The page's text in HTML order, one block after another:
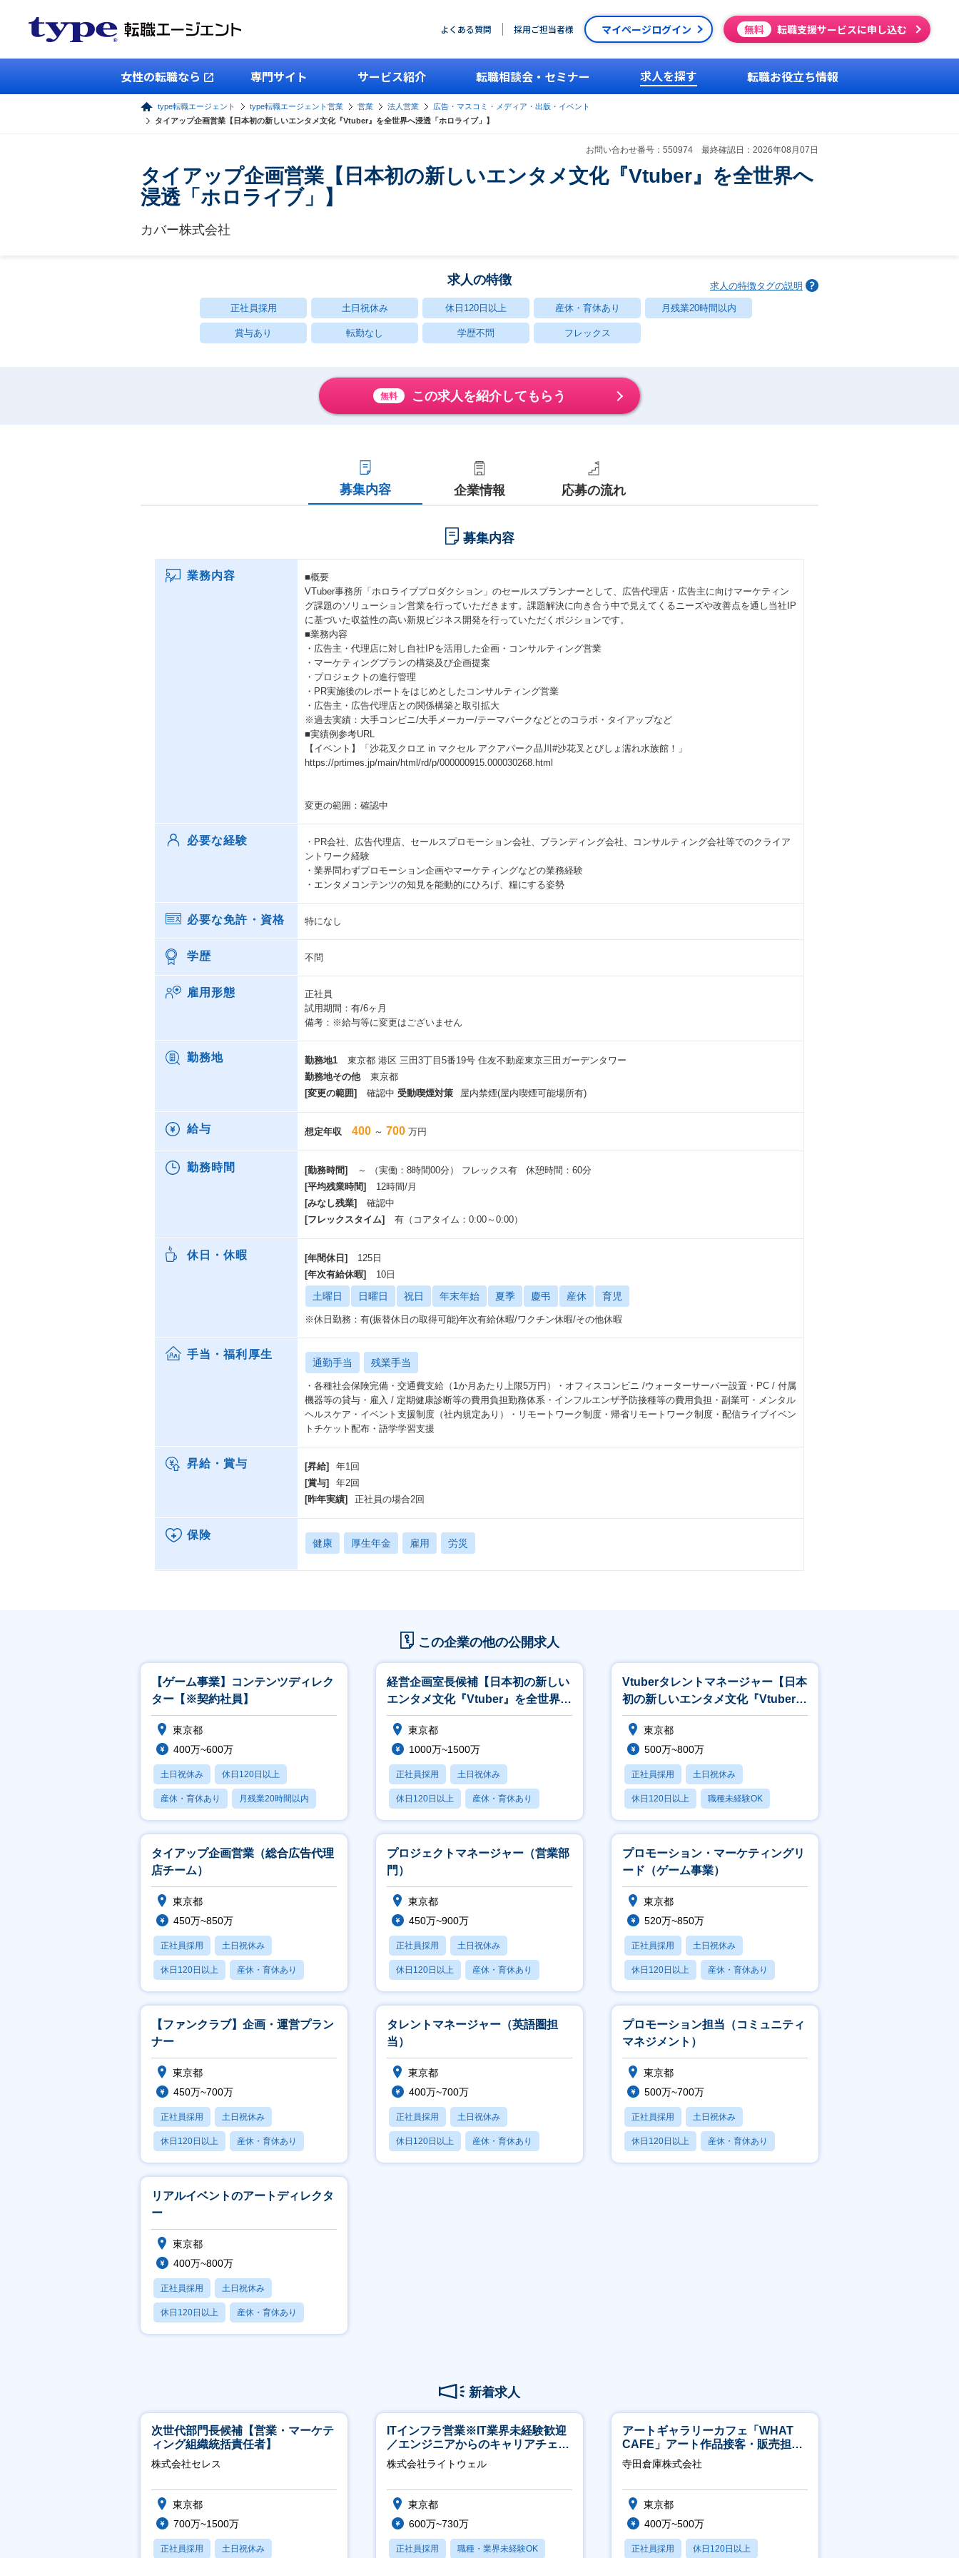
よくある質問 採用ご担当者様 マイページログイン 無料 転職支援サービスに申し込む
女性の転職なら 専門サイト サービス紹介 転職相談会・セミナー 求人を探す 転職お役立ち情報
type転職エージェント type転職エージェント営業 営業 法人営業
広告・マスコミ・メディア・出版・イベント
タイアップ企画営業【日本初の新しいエンタメ文化『Vtuber』を全世界へ浸透「ホロライブ」】
お問い合わせ番号：550974 最終確認日：2026年08月07日
タイアップ企画営業【日本初の新しいエンタメ文化『Vtuber』を全世界へ
浸透「ホロライブ」】
カバー株式会社
求人の特徴 求人の特徴タグの説明
正社員採用 土日祝休み 休日120日以上 産休・育休あり 月残業20時間以内
賞与あり 転勤なし 学歴不問 フレックス
無料 この求人を紹介してもらう
募集内容 企業情報 応募の流れ
募集内容
業務内容
■概要
VTuber事務所「ホロライブプロダクション」のセールスプランナーとして、広告代理店・広告主に向けマーケティン
グ課題のソリューション営業を行っていただきます。課題解決に向き合う中で見えてくるニーズや改善点を通し当社IP
に基づいた収益性の高い新規ビジネス開発を行っていただくポジションです。
■業務内容
・広告主・代理店に対し自社IPを活用した企画・コンサルティング営業
・マーケティングプランの構築及び企画提案
・プロジェクトの進行管理
・PR実施後のレポートをはじめとしたコンサルティング営業
・広告主・広告代理店との関係構築と取引拡大
※過去実績：大手コンビニ/大手メーカー/テーマパークなどとのコラボ・タイアップなど
■実績例参考URL
【イベント】「沙花叉クロヱ in マクセル アクアパーク品川#沙花叉とびしょ濡れ水族館！」
https://prtimes.jp/main/html/rd/p/000000915.000030268.html
変更の範囲：確認中
必要な経験
・PR会社、広告代理店、セールスプロモーション会社、ブランディング会社、コンサルティング会社等でのクライア
ントワーク経験
・業界問わずプロモーション企画やマーケティングなどの業務経験
・エンタメコンテンツの知見を能動的にひろげ、糧にする姿勢
必要な免許・資格 特になし
学歴 不問
雇用形態
正社員
試用期間：有/6ヶ月
備考：※給与等に変更はございません
勤務地 勤務地1
東京都 港区 三田3丁目5番19号 住友不動産東京三田ガーデンタワー
勤務地その他
東京都
[変更の範囲]
確認中 受動喫煙対策 屋内禁煙(屋内喫煙可能場所有)
給与 想定年収 400 ～ 700 万円
勤務時間 [勤務時間]
～ （実働：8時間00分） フレックス有 休憩時間：60分
[平均残業時間]
12時間/月
[みなし残業]
確認中
[フレックスタイム]
有（コアタイム：0:00～0:00）
休日・休暇 [年間休日]
125日
[年次有給休暇]
10日
土曜日 日曜日 祝日 年末年始 夏季 慶弔 産休 育児
※休日勤務：有(振替休日の取得可能)年次有給休暇/ワクチン休暇/その他休暇
手当・福利厚生
通勤手当 残業手当
・各種社会保険完備・交通費支給（1か月あたり上限5万円）・オフィスコンビニ /ウォーターサーバー設置・PC / 付属
機器等の貸与・雇入 / 定期健康診断等の費用負担勤務体系・インフルエンザ予防接種等の費用負担・副業可・メンタル
ヘルスケア・イベント支援制度（社内規定あり）・リモートワーク制度・帰省リモートワーク制度・配信ライブイベン
トチケット配布・語学学習支援
昇給・賞与 [昇給]
年1回
[賞与]
年2回
[昨年実績]
正社員の場合2回
保険
健康 厚生年金 雇用 労災
この企業の他の公開求人
【ゲーム事業】コンテンツディレク
ター【※契約社員】
東京都
400万~600万
土日祝休み 休日120日以上
産休・育休あり 月残業20時間以内
賞与あり
経営企画室長候補【日本初の新しい
エンタメ文化『Vtuber』を全世界へ
浸透「ホロライブ」】
東京都
1000万~1500万
正社員採用 土日祝休み
休日120日以上 産休・育休あり
月残業20時間以内
Vtuberタレントマネージャー【日本
初の新しいエンタメ文化『Vtuber』
を世界へ】
東京都
500万~800万
正社員採用 土日祝休み
休日120日以上 職種未経験OK
産休・育休あり
タイアップ企画営業（総合広告代理
店チーム）
東京都
450万~850万
正社員採用 土日祝休み
休日120日以上 産休・育休あり
月残業20時間以内
プロジェクトマネージャー（営業部
門）
東京都
450万~900万
正社員採用 土日祝休み
休日120日以上 産休・育休あり
月残業20時間以内
プロモーション・マーケティングリ
ード（ゲーム事業）
東京都
520万~850万
正社員採用 土日祝休み
休日120日以上 産休・育休あり
月残業20時間以内
【ファンクラブ】企画・運営プラン
ナー
東京都
450万~700万
正社員採用 土日祝休み
休日120日以上 産休・育休あり
月残業20時間以内
タレントマネージャー（英語圏担
当）
東京都
400万~700万
正社員採用 土日祝休み
休日120日以上 産休・育休あり
月残業20時間以内
プロモーション担当（コミュニティ
マネジメント）
東京都
500万~700万
正社員採用 土日祝休み
休日120日以上 産休・育休あり
賞与あり
リアルイベントのアートディレクタ
ー
東京都
400万~800万
正社員採用 土日祝休み
休日120日以上 産休・育休あり
月残業20時間以内
新着求人
次世代部門長候補【営業・マーケテ
ィング組織統括責任者】
株式会社セレス
東京都
700万~1500万
正社員採用 土日祝休み
ITインフラ営業※IT業界未経験歓迎
／エンジニアからのキャリアチェン
ジ可※【週3～4日リモート可能】
株式会社ライトウェル
東京都
600万~730万
正社員採用 職種・業界未経験OK
アートギャラリーカフェ「WHAT
CAFE」アート作品接客・販売担当
※アート領域未経験可
寺田倉庫株式会社
東京都
400万~500万
正社員採用 休日120日以上